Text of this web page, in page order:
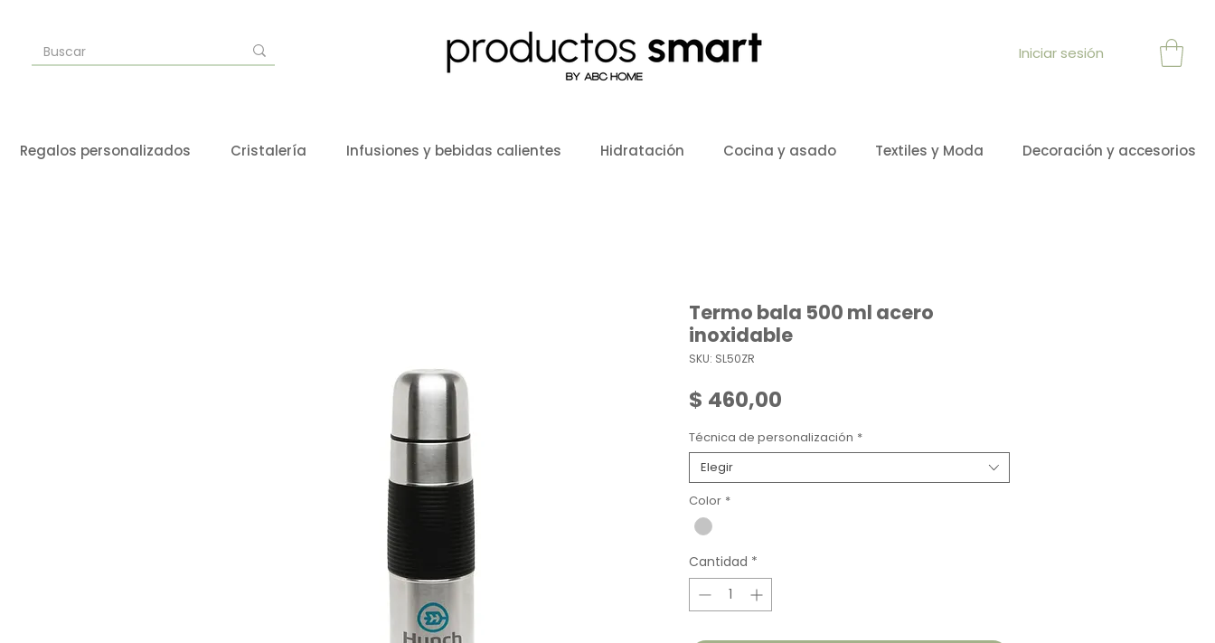
Iniciar sesión
Regalos personalizados Cristalería Infusiones y bebidas calientes Hidratación Cocina y asado Textiles y Moda Decoración y accesorios
Termo bala 500 ml acero
inoxidable
SKU: SL50ZR
$ 460,00
Técnica de personalización *
Elegir
Color *
Cantidad *